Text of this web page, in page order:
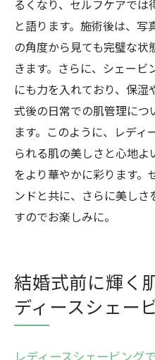
高崎市で理想の
ップ
シェービングで
すめスポット
高崎市で滑らか
ェービング
レディースシェ
を紹介
高崎市で滑らか
アドバイス
結婚式準備に必
グの利点
高崎市でのシェ
るくなり、セルフケアで
と語ります。施術後は、
の角度から見ても完璧な
きます。さらに、シェー
にも力を入れており、保湿
式後の日常での肌管理に
ます。このように、レデ
られる肌の美しさと心地
をより華やかに彩ります。
ンドと共に、さらに美し
すのでお楽しみに。
結婚式前に輝く
ディースシェー
レディースシェービング